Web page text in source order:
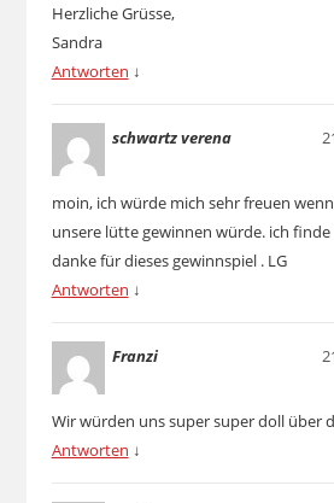
Herzliche Grüsse,
Sandra
Antworten ↓
schwartz verena
moin, ich würde mich sehr freuen
unsere lütte gewinnen würde. ich
danke für dieses gewinnspiel . LG
Antworten ↓
Franzi
Wir würden uns super super doll über
Antworten ↓